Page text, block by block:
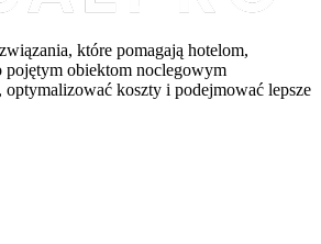
które pomagają hotelom,
pojętym obiektom noclegowym
koszty i podejmować lepsze